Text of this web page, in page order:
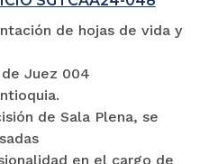
de hojas de vida y
Juez 004
de Sala Plena, se
en el cargo de